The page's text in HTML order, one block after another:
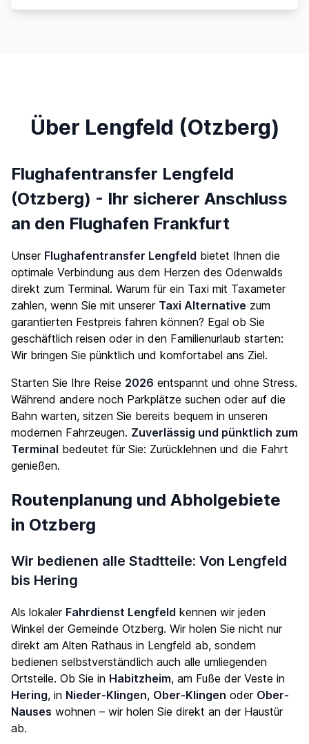
Über Lengfeld (Otzberg)
Flughafentransfer Lengfeld
(Otzberg) - Ihr sicherer Anschluss
an den Flughafen Frankfurt
Unser Flughafentransfer Lengfeld bietet Ihnen die
optimale Verbindung aus dem Herzen des Odenwalds
direkt zum Terminal. Warum für ein Taxi mit Taxameter
zahlen, wenn Sie mit unserer Taxi Alternative zum
garantierten Festpreis fahren können? Egal ob Sie
geschäftlich reisen oder in den Familienurlaub starten:
Wir bringen Sie pünktlich und komfortabel ans Ziel.
Starten Sie Ihre Reise 2026 entspannt und ohne Stress.
Während andere noch Parkplätze suchen oder auf die
Bahn warten, sitzen Sie bereits bequem in unseren
modernen Fahrzeugen. Zuverlässig und pünktlich zum
Terminal bedeutet für Sie: Zurücklehnen und die Fahrt
genießen.
Routenplanung und Abholgebiete
in Otzberg
Wir bedienen alle Stadtteile: Von Lengfeld
bis Hering
Als lokaler Fahrdienst Lengfeld kennen wir jeden
Winkel der Gemeinde Otzberg. Wir holen Sie nicht nur
direkt am Alten Rathaus in Lengfeld ab, sondern
bedienen selbstverständlich auch alle umliegenden
Ortsteile. Ob Sie in Habitzheim, am Fuße der Veste in
Hering, in Nieder-Klingen, Ober-Klingen oder Ober-
Nauses wohnen – wir holen Sie direkt an der Haustür
ab.